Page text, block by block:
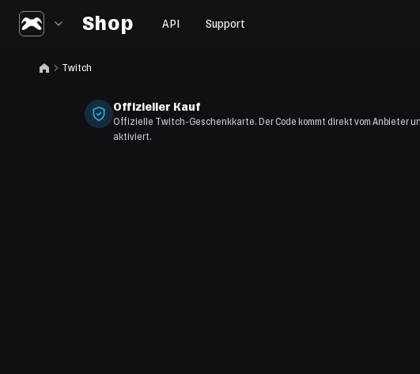
Shop API Support
Twitch
Offizieller Kauf
Offizielle Twitch-Geschenkkarte. Der Code kommt direkt vom Anbieter
aktiviert.